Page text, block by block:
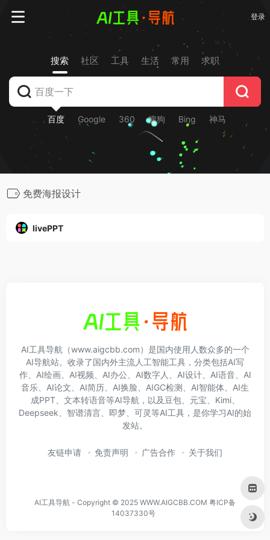
登录
搜索 社区 工具 生活 常用 求职
百度 Google 360 搜狗 Bing 神马
免费海报设计
livePPT
AI工具导航（www.aigcbb.com）是国内使用人数众多的一个
AI导航站。收录了国内外主流人工智能工具，分类包括AI写
作、AI绘画、AI视频、AI办公、AI数字人、AI设计、AI语音、AI
音乐、AI论文、AI简历、AI换脸、AIGC检测、AI智能体、AI生
成PPT、文本转语音等AI导航，以及豆包、元宝、Kimi、
Deepseek、智谱清言、即梦、可灵等AI工具，是你学习AI的始
发站。
友链申请 免责声明 广告合作 关于我们
AI工具导航 - Copyright © 2025 WWW.AIGCBB.COM 粤ICP备
14037330号